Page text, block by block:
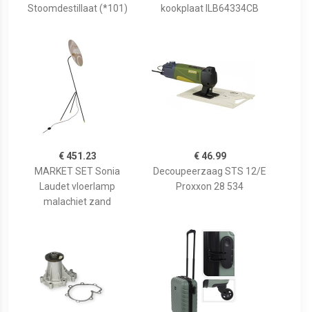
Stoomdestillaat (*101)
kookplaat ILB64334CB
€ 451.23
MARKET SET Sonia
Laudet vloerlamp
malachiet zand
€ 46.99
Decoupeerzaag STS 12/E
Proxxon 28 534